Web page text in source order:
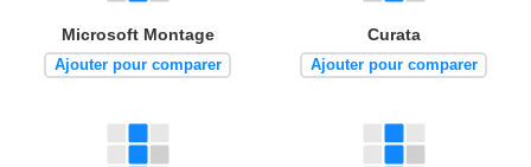
Microsoft Montage
Ajouter pour comparer
Curata
Ajouter pour comparer